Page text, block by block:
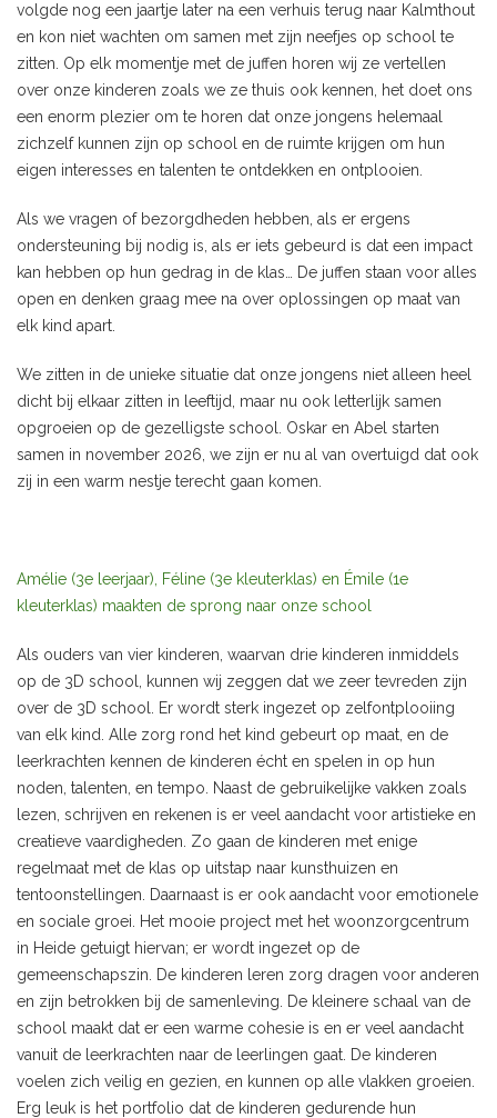
volgde nog een jaartje later na een verhuis terug naar Kalmthout
en kon niet wachten om samen met zijn neefjes op school te
zitten. Op elk momentje met de juffen horen wij ze vertellen
over onze kinderen zoals we ze thuis ook kennen, het doet ons
een enorm plezier om te horen dat onze jongens helemaal
zichzelf kunnen zijn op school en de ruimte krijgen om hun
eigen interesses en talenten te ontdekken en ontplooien.
Als we vragen of bezorgdheden hebben, als er ergens
ondersteuning bij nodig is, als er iets gebeurd is dat een impact
kan hebben op hun gedrag in de klas… De juffen staan voor alles
open en denken graag mee na over oplossingen op maat van
elk kind apart.
We zitten in de unieke situatie dat onze jongens niet alleen heel
dicht bij elkaar zitten in leeftijd, maar nu ook letterlijk samen
opgroeien op de gezelligste school. Oskar en Abel starten
samen in november 2026, we zijn er nu al van overtuigd dat ook
zij in een warm nestje terecht gaan komen.
Amélie (3e leerjaar), Féline (3e kleuterklas) en Émile (1e
kleuterklas) maakten de sprong naar onze school
Als ouders van vier kinderen, waarvan drie kinderen inmiddels
op de 3D school, kunnen wij zeggen dat we zeer tevreden zijn
over de 3D school. Er wordt sterk ingezet op zelfontplooiing
van elk kind. Alle zorg rond het kind gebeurt op maat, en de
leerkrachten kennen de kinderen écht en spelen in op hun
noden, talenten, en tempo. Naast de gebruikelijke vakken zoals
lezen, schrijven en rekenen is er veel aandacht voor artistieke en
creatieve vaardigheden. Zo gaan de kinderen met enige
regelmaat met de klas op uitstap naar kunsthuizen en
tentoonstellingen. Daarnaast is er ook aandacht voor emotionele
en sociale groei. Het mooie project met het woonzorgcentrum
in Heide getuigt hiervan; er wordt ingezet op de
gemeenschapszin. De kinderen leren zorg dragen voor anderen
en zijn betrokken bij de samenleving. De kleinere schaal van de
school maakt dat er een warme cohesie is en er veel aandacht
vanuit de leerkrachten naar de leerlingen gaat. De kinderen
voelen zich veilig en gezien, en kunnen op alle vlakken groeien.
Erg leuk is het portfolio dat de kinderen gedurende hun